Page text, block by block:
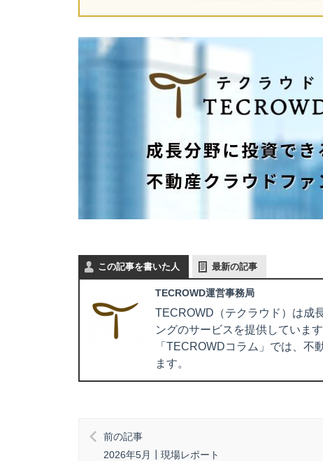
この記事を書いた人 最新の記事
TECROWD運営事務局
TECROWD（テクラウド）は成
ングのサービスを提供していま
「TECROWDコラム」では、不
ます。
前の記事
2026年5月┃現場レポート